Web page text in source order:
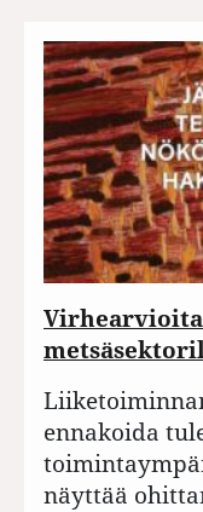
ennakoida
näyttää